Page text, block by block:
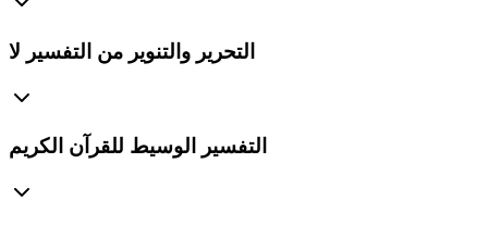
التحرير والتنوير من التفسير لا
التفسير الوسيط للقرآن الكريم